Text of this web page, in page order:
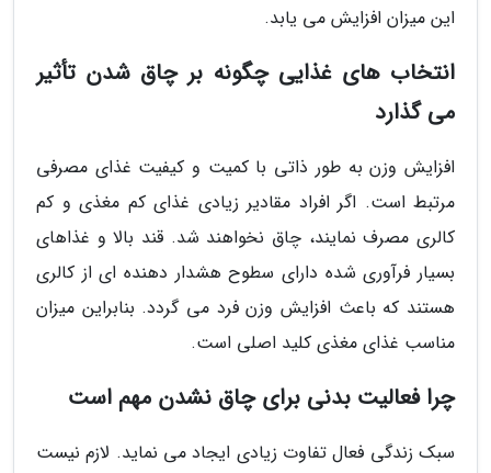
این میزان افزایش می یابد.
انتخاب های غذایی چگونه بر چاق شدن تأثیر
می گذارد
افزایش وزن به طور ذاتی با کمیت و کیفیت غذای مصرفی
مرتبط است. اگر افراد مقادیر زیادی غذای کم مغذی و کم
کالری مصرف نمایند، چاق نخواهند شد. قند بالا و غذاهای
بسیار فرآوری شده دارای سطوح هشدار دهنده ای از کالری
هستند که باعث افزایش وزن فرد می گردد. بنابراین میزان
مناسب غذای مغذی کلید اصلی است.
چرا فعالیت بدنی برای چاق نشدن مهم است
سبک زندگی فعال تفاوت زیادی ایجاد می نماید. لازم نیست